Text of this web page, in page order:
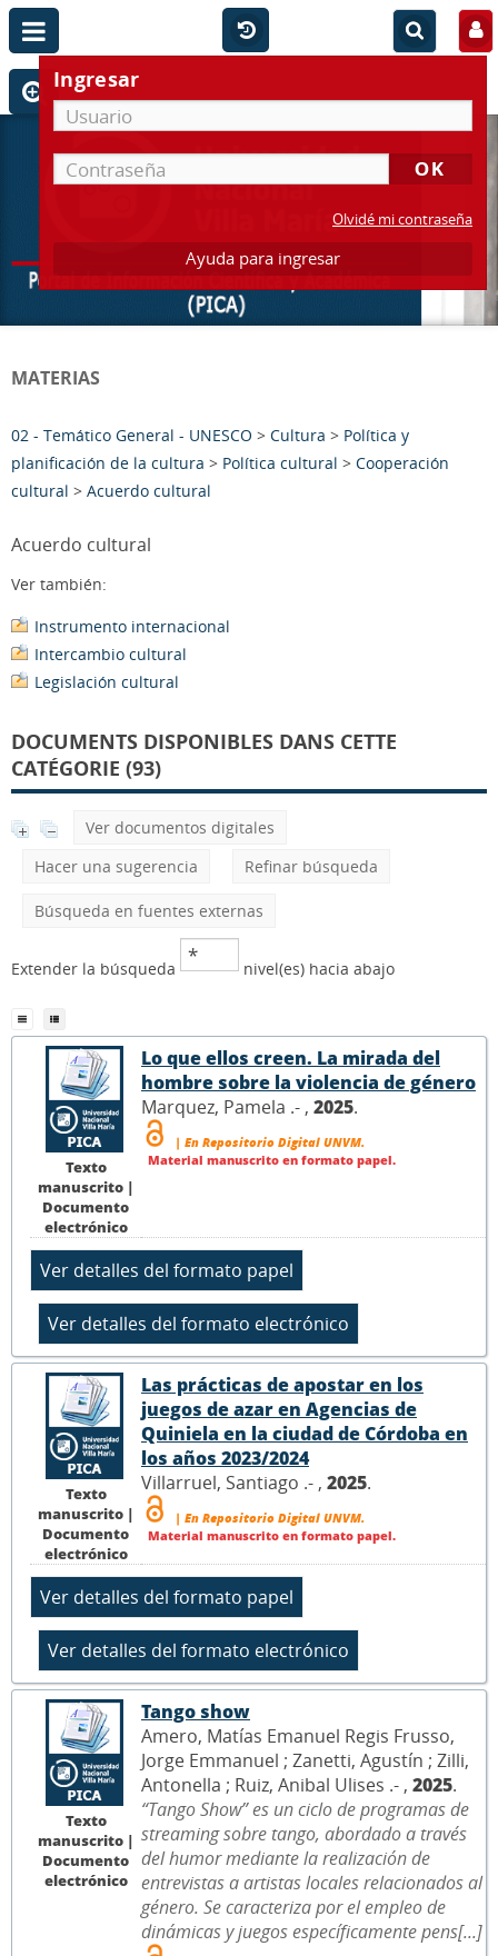
Ingresar
Olvidé mi contraseña
Ayuda para ingresar
MATERIAS
02 - Temático General - UNESCO > Cultura > Política y
planificación de la cultura > Política cultural > Cooperación
cultural > Acuerdo cultural
Acuerdo cultural
Ver también:
Instrumento internacional
Intercambio cultural
Legislación cultural
DOCUMENTS DISPONIBLES DANS CETTE
CATÉGORIE (93)
Ver documentos digitales
Hacer una sugerencia
Refinar búsqueda
Búsqueda en fuentes externas
Extender la búsqueda nivel(es) hacia abajo
Texto
manuscrito |
Documento
electrónico
Lo que ellos creen. La mirada del
hombre sobre la violencia de género
Marquez, Pamela .- , 2025.
| En Repositorio Digital UNVM.
Material manuscrito en formato papel.
Texto
manuscrito |
Documento
electrónico
Las prácticas de apostar en los
juegos de azar en Agencias de
Quiniela en la ciudad de Córdoba en
los años 2023/2024
Villarruel, Santiago .- , 2025.
| En Repositorio Digital UNVM.
Material manuscrito en formato papel.
Texto
manuscrito |
Documento
electrónico
Tango show
Amero, Matías Emanuel Regis Frusso,
Jorge Emmanuel ; Zanetti, Agustín ; Zilli,
Antonella ; Ruiz, Anibal Ulises .- , 2025.
“Tango Show” es un ciclo de programas de
streaming sobre tango, abordado a través
del humor mediante la realización de
entrevistas a artistas locales relacionados al
género. Se caracteriza por el empleo de
dinámicas y juegos específicamente pens[...]